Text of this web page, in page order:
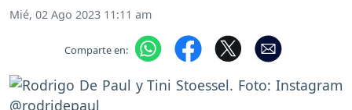
Mié, 02 Ago 2023 11:11 am
Comparte en: